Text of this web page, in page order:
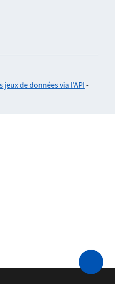
jeux de données via l'API -